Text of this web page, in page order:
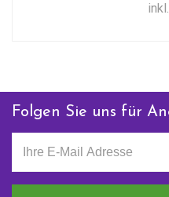
Folgen Sie uns für